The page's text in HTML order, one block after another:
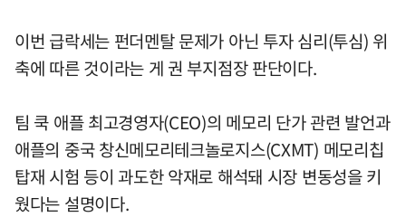
이번 급락세는 펀더멘탈 문제가 아닌 투자 심리(투심) 위
축에 따른 것이라는 게 권 부지점장 판단이다.
팀 쿡 애플 최고경영자(CEO)의 메모리 단가 관련 발언과
애플의 중국 창신메모리테크놀로지스(CXMT) 메모리칩
탑재 시험 등이 과도한 악재로 해석돼 시장 변동성을 키
웠다는 설명이다.